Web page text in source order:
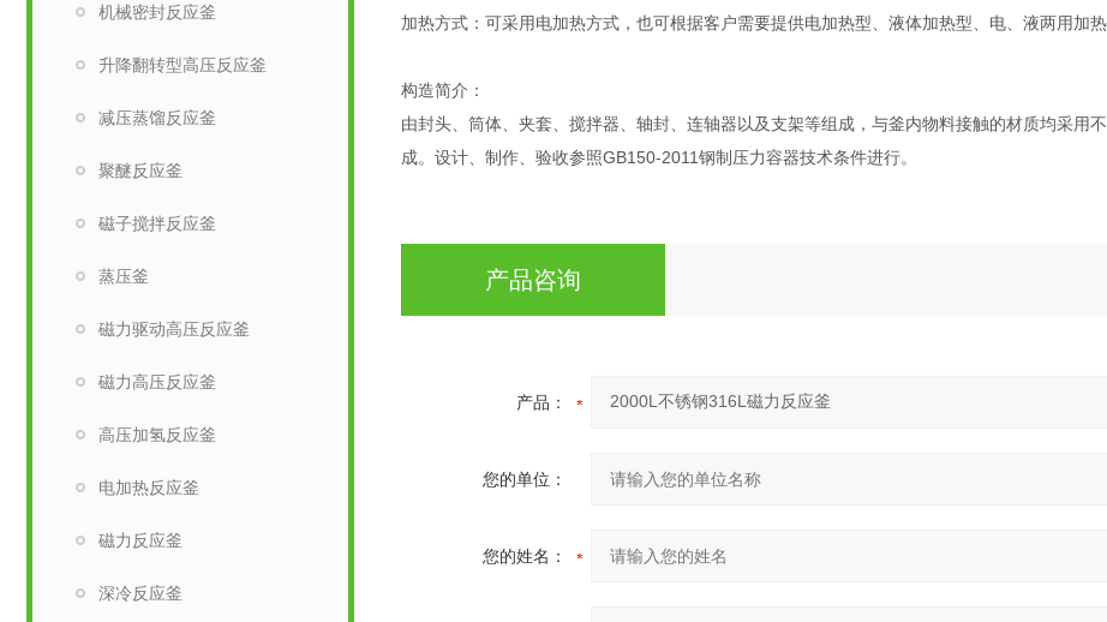
机械密封反应釜
升降翻转型高压反应釜
减压蒸馏反应釜
聚醚反应釜
磁子搅拌反应釜
蒸压釜
磁力驱动高压反应釜
磁力高压反应釜
高压加氢反应釜
电加热反应釜
磁力反应釜
深冷反应釜
加热方式：可采用电加热方式，也可根据客户需要提供电加热型、液体加热型、电、液两用加热
构造简介：
由封头、筒体、夹套、搅拌器、轴封、连轴器以及支架等组成，与釜内物料接触的材质均采用
成。设计、制作、验收参照GB150-2011钢制压力容器技术条件进行。
产品咨询
产品：
您的单位：
您的姓名：